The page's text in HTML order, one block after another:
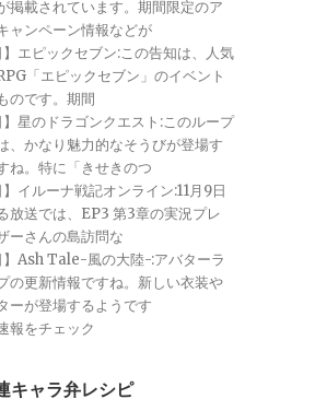
掲載されています。期間限定のア
ャンペーン情報などが
】エピックセブン:この告知は、人気
「エピックセブン」のイベント
のです。期間
】星のドラゴンクエスト:このループ
、かなり魅力的なそうびが登場す
ね。特に「きせきのつ
】イルーナ戦記オンライン:11月9日
放送では、EP3 第3章の実況プレ
ーさんの島訪問な
】Ash Tale-風の大陸-:アバターラ
の更新情報ですね。新しい衣装や
ーが登場するようです
報をチェック
キャラ弁レシピ